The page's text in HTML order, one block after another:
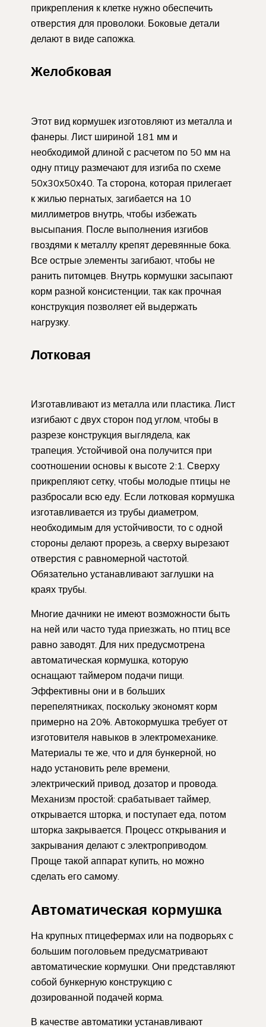
прикрепления к клетке нужно обеспечить
отверстия для проволоки. Боковые детали
делают в виде сапожка.
Желобковая
Этот вид кормушек изготовляют из металла и
фанеры. Лист шириной 181 мм и
необходимой длиной с расчетом по 50 мм на
одну птицу размечают для изгиба по схеме
50х30х50х40. Та сторона, которая прилегает
к жилью пернатых, загибается на 10
миллиметров внутрь, чтобы избежать
высыпания. После выполнения изгибов
гвоздями к металлу крепят деревянные бока.
Все острые элементы загибают, чтобы не
ранить питомцев. Внутрь кормушки засыпают
корм разной консистенции, так как прочная
конструкция позволяет ей выдержать
нагрузку.
Лотковая
Изготавливают из металла или пластика. Лист
изгибают с двух сторон под углом, чтобы в
разрезе конструкция выглядела, как
трапеция. Устойчивой она получится при
соотношении основы к высоте 2:1. Сверху
прикрепляют сетку, чтобы молодые птицы не
разбросали всю еду. Если лотковая кормушка
изготавливается из трубы диаметром,
необходимым для устойчивости, то с одной
стороны делают прорезь, а сверху вырезают
отверстия с равномерной частотой.
Обязательно устанавливают заглушки на
краях трубы.
Многие дачники не имеют возможности быть
на ней или часто туда приезжать, но птиц все
равно заводят. Для них предусмотрена
автоматическая кормушка, которую
оснащают таймером подачи пищи.
Эффективны они и в больших
перепелятниках, поскольку экономят корм
примерно на 20%. Автокормушка требует от
изготовителя навыков в электромеханике.
Материалы те же, что и для бункерной, но
надо установить реле времени,
электрический привод, дозатор и провода.
Механизм простой: срабатывает таймер,
открывается шторка, и поступает еда, потом
шторка закрывается. Процесс открывания и
закрывания делают с электроприводом.
Проще такой аппарат купить, но можно
сделать его самому.
Автоматическая кормушка
На крупных птицефермах или на подворьях с
большим поголовьем предусматривают
автоматические кормушки. Они представляют
собой бункерную конструкцию с
дозированной подачей корма.
В качестве автоматики устанавливают